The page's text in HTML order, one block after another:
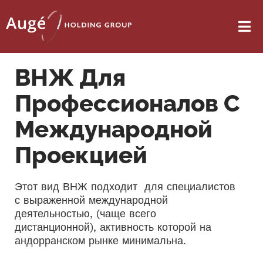
ВНЖ Для
Профессионалов С
Международной
Проекцией
Этот вид ВНЖ подходит для специалистов
с выраженной международной
деятельностью, (чаще всего
дистанционной), активность которой на
андорранском рынке минимальна.